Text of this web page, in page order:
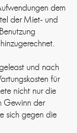
dem
der Miet- und
und nach
für
nicht nur die
Gewinn der
sich gegen die